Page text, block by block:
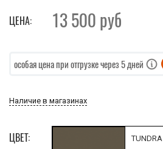
ЦЕНА: 13 500 руб
особая цена при отгрузке через 5 дней
Наличие в магазинах
ЦВЕТ: TUNDRA